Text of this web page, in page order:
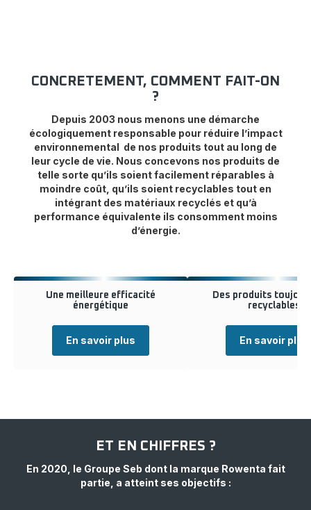
CONCRETEMENT, COMMENT FAIT-ON
?
Depuis 2003 nous menons une démarche
écologiquement responsable pour réduire l’impact
environnemental de nos produits tout au long de
leur cycle de vie. Nous concevons nos produits de
telle sorte qu’ils soient facilement réparables à
moindre coût, qu’ils soient recyclables tout en
intégrant des matériaux recyclés et qu’à
performance équivalente ils consomment moins
d’énergie.
Une meilleure efficacité
énergétique
En savoir plus
Des produits
recyclables
En savoir plus
ET EN CHIFFRES ?
En 2020, le Groupe Seb dont la marque Rowenta fait
partie, a atteint ses objectifs :